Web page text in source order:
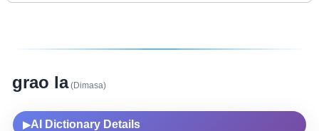
grao la(Dimasa)
▶AI Dictionary Details